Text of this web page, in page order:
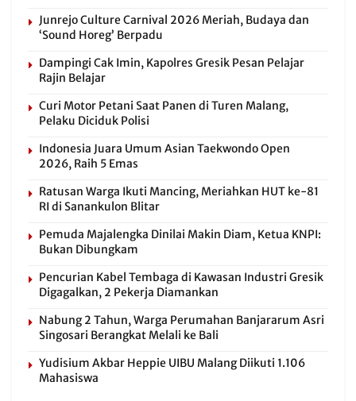
Junrejo Culture Carnival 2026 Meriah, Budaya dan
‘Sound Horeg’ Berpadu
Dampingi Cak Imin, Kapolres Gresik Pesan Pelajar
Rajin Belajar
Curi Motor Petani Saat Panen di Turen Malang,
Pelaku Diciduk Polisi
Indonesia Juara Umum Asian Taekwondo Open
2026, Raih 5 Emas
Ratusan Warga Ikuti Mancing, Meriahkan HUT ke-81
RI di Sanankulon Blitar
Pemuda Majalengka Dinilai Makin Diam, Ketua KNPI:
Bukan Dibungkam
Pencurian Kabel Tembaga di Kawasan Industri Gresik
Digagalkan, 2 Pekerja Diamankan
Nabung 2 Tahun, Warga Perumahan Banjararum Asri
Singosari Berangkat Melali ke Bali
Yudisium Akbar Heppie UIBU Malang Diikuti 1.106
Mahasiswa